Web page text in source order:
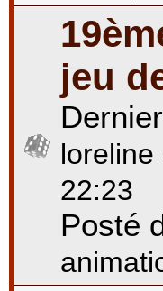
jeu
loreline
22:23
Posté